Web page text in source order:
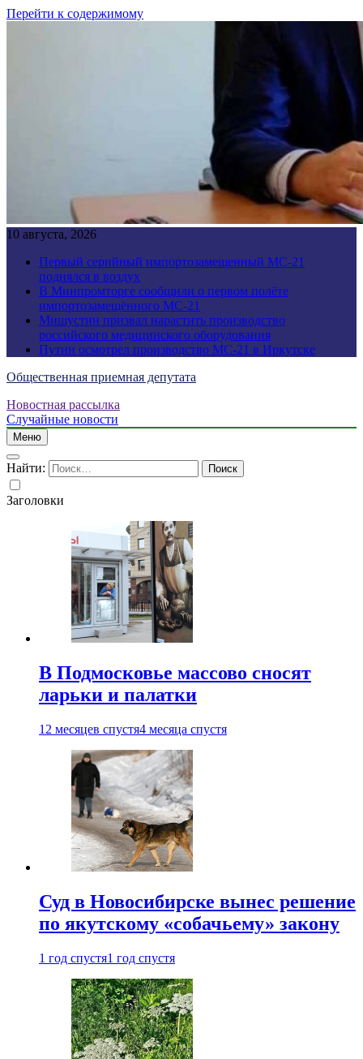
Перейти к содержимому
10 августа, 2026
Первый серийный импортозамещенный МС-21
поднялся в воздух
В Минпромторге сообщили о первом полёте
импортозамещённого МС-21
Мишустин призвал нарастить производство
российского медицинского оборудования
Путин осмотрел производство МС-21 в Иркутске
Общественная приемная депутата
Новостная рассылка
Случайные новости
Меню
Найти:
Заголовки
В Подмосковье массово сносят
ларьки и палатки
12 месяцев спустя4 месяца спустя
Суд в Новосибирске вынес решение
по якутскому «собачьему» закону
1 год спустя1 год спустя